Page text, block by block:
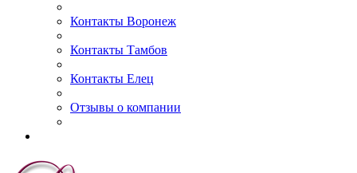
Контакты Воронеж
Контакты Тамбов
Контакты Елец
Отзывы о компании